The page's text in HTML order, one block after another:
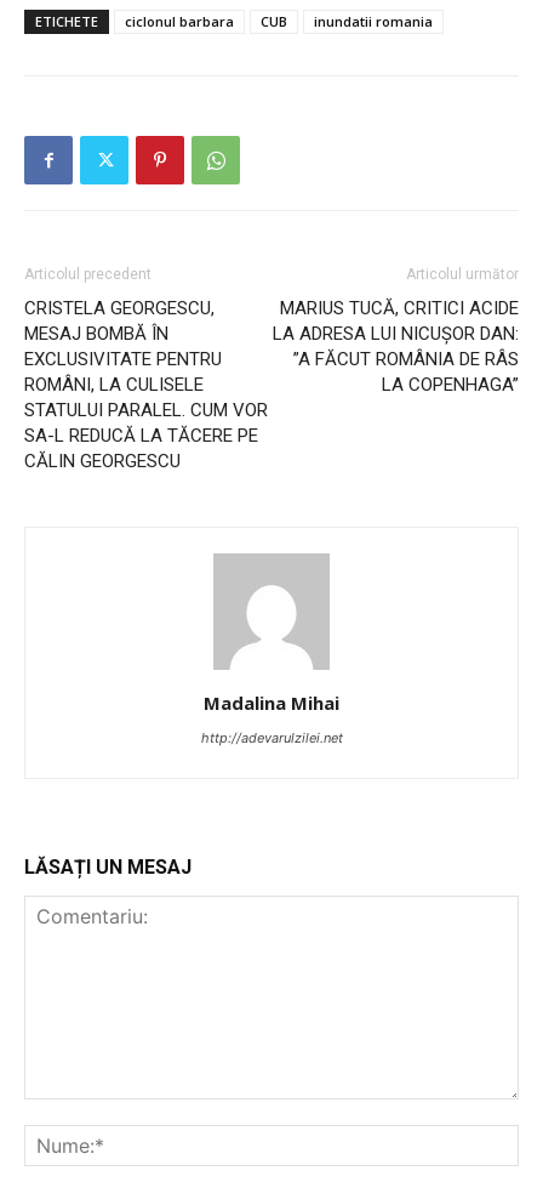
ETICHETE ciclonul barbara CUB inundatii romania
Articolul precedent
CRISTELA GEORGESCU,
MESAJ BOMBĂ ÎN
EXCLUSIVITATE PENTRU
ROMÂNI, LA CULISELE
STATULUI PARALEL. CUM VOR
SA-L REDUCĂ LA TĂCERE PE
CĂLIN GEORGESCU
Articolul următor
MARIUS TUCĂ, CRITICI ACIDE
LA ADRESA LUI NICUȘOR DAN:
”A FĂCUT ROMÂNIA DE RÂS
LA COPENHAGA”
Madalina Mihai
http://adevarulzilei.net
LĂSAȚI UN MESAJ